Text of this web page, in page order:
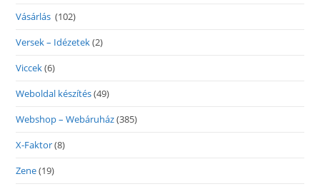
Vásárlás (102)
Versek – Idézetek(2)
Viccek(6)
Weboldal készítés(49)
Webshop – Webáruház(385)
X-Faktor(8)
Zene(19)